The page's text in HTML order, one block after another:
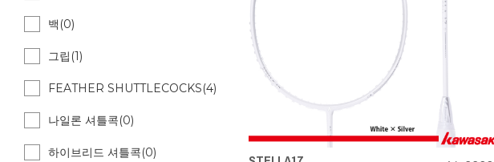
백(0)
그립(1)
FEATHER SHUTTLECOCKS(4)
나일론 셔틀콕(0)
하이브리드 셔틀콕(0)